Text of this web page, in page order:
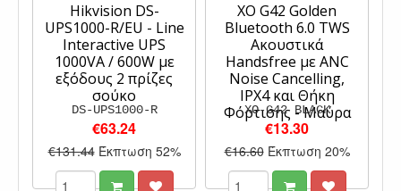
Hikvision DS-
UPS1000-R/EU - Line
Interactive UPS
1000VA / 600W με
εξόδους 2 πρίζες
σούκο
DS-UPS1000-R
€63.24
€131.44 Έκπτωση 52%
XO G42 Golden
Bluetooth 6.0 TWS
Ακουστικά
Handsfree με ANC
Noise Cancelling,
IPX4 και Θήκη
Φόρτισης - Μαύρα
XO-G42 BLACK
€13.30
€16.60 Έκπτωση 20%